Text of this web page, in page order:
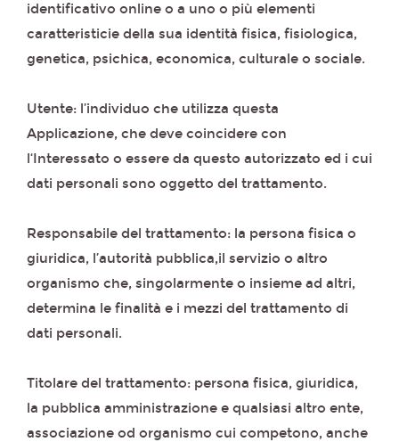
identificativo online o a uno o più elementi
caratteristicie della sua identità fisica, fisiologica,
genetica, psichica, economica, culturale o sociale.
Utente: l’individuo che utilizza questa
Applicazione, che deve coincidere con
l‘Interessato o essere da questo autorizzato ed i cui
dati personali sono oggetto del trattamento.
Responsabile del trattamento: la persona fisica o
giuridica, l’autorità pubblica,il servizio o altro
organismo che, singolarmente o insieme ad altri,
determina le finalità e i mezzi del trattamento di
dati personali.
Titolare del trattamento: persona fisica, giuridica,
la pubblica amministrazione e qualsiasi altro ente,
associazione od organismo cui competono, anche